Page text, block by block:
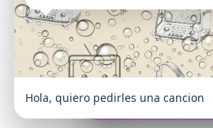
FM Atrevida
En vivo